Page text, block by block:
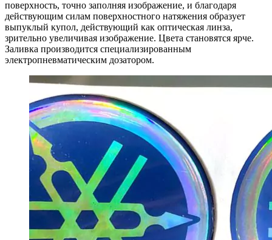
поверхность, точно заполняя изображение, и благодаря
действующим силам поверхностного натяжения образует
выпуклый купол, действующий как оптическая линза,
зрительно увеличивая изображение. Цвета становятся ярче.
Заливка производится специализированным
электропневматическим дозатором.